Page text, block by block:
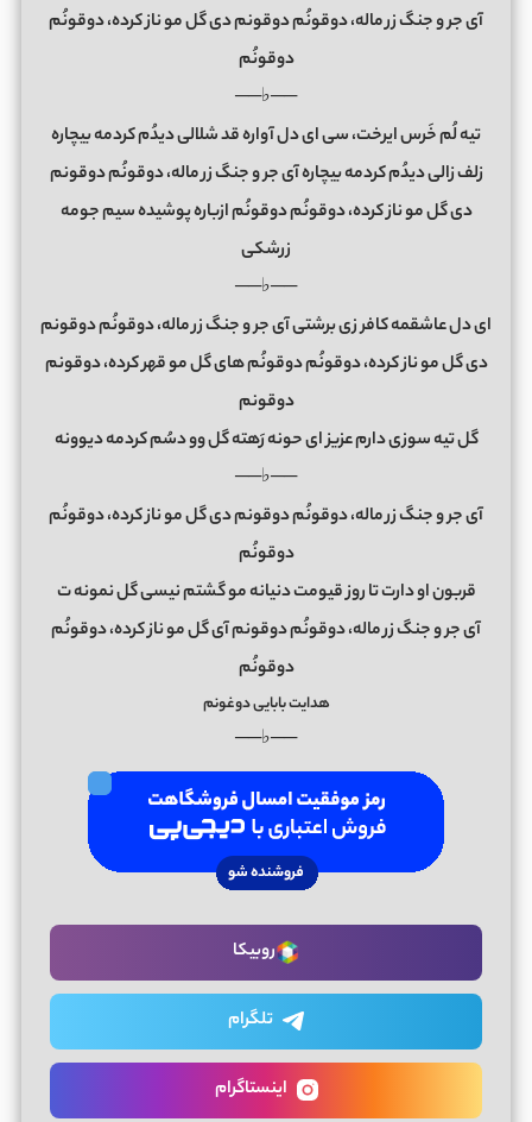
آی جر و جنگ زر ماله، دوقونُم دوقونم دی گل مو ناز کرده، دوقونُم
دوقونُم
──♭──
تیه لُم خَرس ایرخت، سی ای دل آواره قد شلالی دیدُم کردمه بیچاره
زلف زالی دیدُم کردمه بیچاره آی جر و جنگ زر ماله، دوقونُم دوقونم
دی گل مو ناز کرده، دوقونُم دوقونُم ازباره پوشیده سیم جومه
زرشکی
──♭──
ای دل عاشقمه کافر زی برشتی آی جر و جنگ زر ماله، دوقونُم دوقونم
دی گل مو ناز کرده، دوقونُم دوقونُم های گل مو قهر کرده، دوقونم
دوقونم
گل تیه سوزی دارم عزیز ای حونه رَهته گل وو دسُم کردمه دیوونه
──♭──
آی جر و جنگ زر ماله، دوقونُم دوقونم دی گل مو ناز کرده، دوقونُم
دوقونُم
قربون او دارت تا روز قیومت دنیانه مو گشتم نیسی گل نمونه ت
آی جر و جنگ زر ماله، دوقونُم دوقونم آی گل مو ناز کرده، دوقونُم
دوقونُم
هدایت بابایی دوغونم
──♭──
روبیکا
تلگرام
اینستاگرام